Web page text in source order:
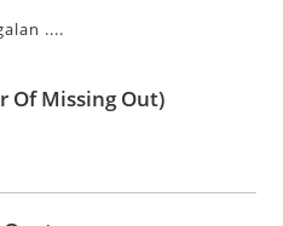
....
Of Missing Out)